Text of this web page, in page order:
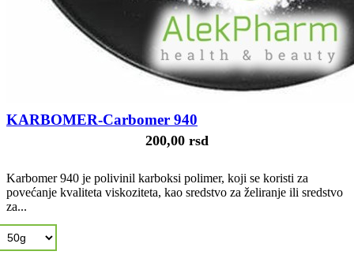
KARBOMER-Carbomer 940
200,00 rsd
Karbomer 940 je polivinil karboksi polimer, koji se koristi za
povećanje kvaliteta viskoziteta, kao sredstvo za želiranje ili sredstvo
za...